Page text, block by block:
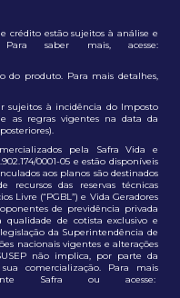
crédito estão sujeitos à análise e
saber mais, acesse:
do produto. Para mais detalhes,
sujeitos à incidência do Imposto
as regras vigentes na data da
pela Safra Vida e
0001-05 e estão disponíveis
aos planos são destinados
recursos das reservas técnicas
Livre (“PGBL”) e Vida Geradores
de previdência privada
qualidade de cotista exclusivo e
da Superintendência de
nacionais vigentes e alterações
não implica, por parte da
comercialização. Para mais
Safra ou acesse: